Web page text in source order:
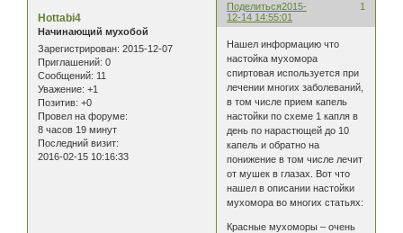
Поделиться 1
2015-
12-14 14:55:01
Hottabi4
Начинающий мухобой
Зарегистрирован: 2015-12-07
Приглашений: 0
Сообщений: 11
Уважение: +1
Позитив: +0
Провел на форуме:
8 часов 19 минут
Последний визит:
2016-02-15 10:16:33
Нашел информацию что
настойка мухомора
спиртовая используется при
лечении многих заболеваний,
в том числе прием капель
настойки по схеме 1 капля в
день по нарастющей до 10
капель и обратно на
понижение в том числе лечит
от мушек в глазах. Вот что
нашел в описании настойки
мухомора во многих статьях:
Красные мухоморы – очень